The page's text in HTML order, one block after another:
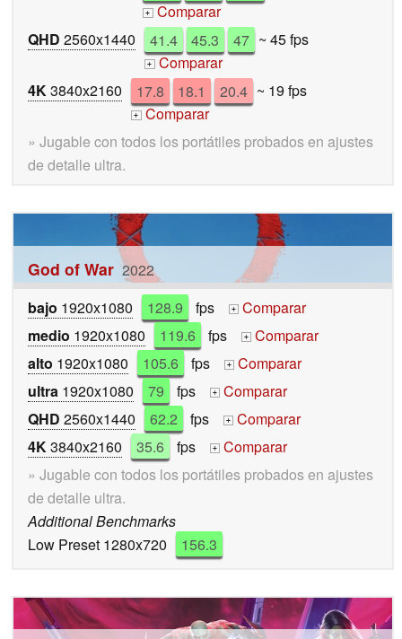
+ Comparar
QHD 2560x1440 41.4 45.3 47 ~ 45 fps
+ Comparar
4K3840x2160 17.8 18.1 20.4 ~ 19 fps
+ Comparar
» Jugable con todos los portátiles probados en ajustes
de detalle ultra.
God of War 2022
bajo 1920x1080 128.9 fps +
Comparar
medio 1920x1080 119.6 fps +
Comparar
alto 1920x1080 105.6 fps +
Comparar
ultra 1920x1080 79 fps +
Comparar
QHD 2560x1440 62.2 fps +
Comparar
4K3840x2160 35.6 fps +
Comparar
» Jugable con todos los portátiles probados en ajustes
de detalle ultra.
Additional Benchmarks
Low Preset 1280x720
156.3